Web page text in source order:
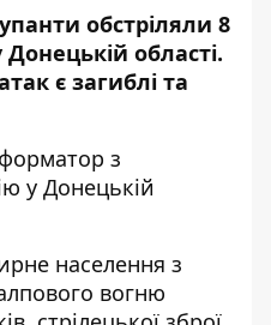
обстріляли 8
області.
є загиблі та
з
у Донецькій
населення з
вогню